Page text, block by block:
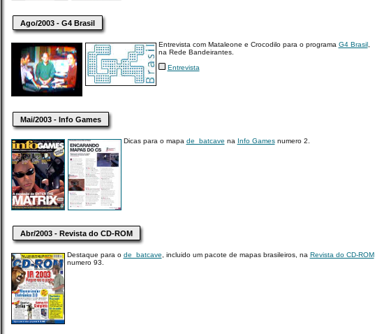
Ago/2003 - G4 Brasil
Entrevista com Mataleone e Crocodilo para o programa G4 Brasil,
na Rede Bandeirantes.
Entrevista
Mai/2003 - Info Games
Dicas para o mapa de_batcave na Info Gamesnumero 2.
Abr/2003 - Revista do CD-ROM
Destaque para o de_batcave , incluido um pacote de mapas brasileiros, na Revista do CD-ROM
numero 93.